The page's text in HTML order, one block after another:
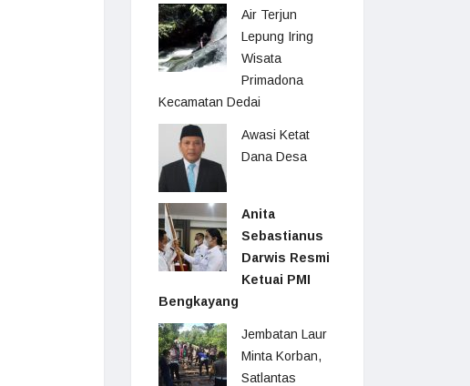
Air Terjun
Lepung Iring
Wisata
Primadona
Kecamatan Dedai
Awasi Ketat
Dana Desa
Anita
Sebastianus
Darwis Resmi
Ketuai PMI
Bengkayang
Jembatan Laur
Minta Korban,
Satlantas